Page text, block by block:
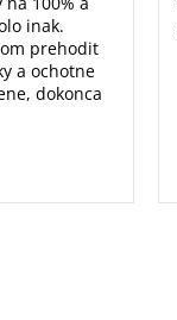
inak.
prehodit
a ochotne
dokonca